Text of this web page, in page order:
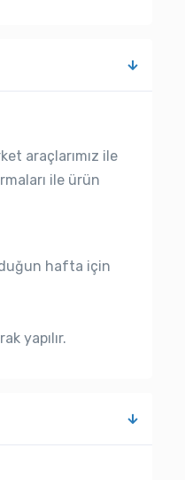
araçlarımız ile
ile ürün
hafta için
yapılır.